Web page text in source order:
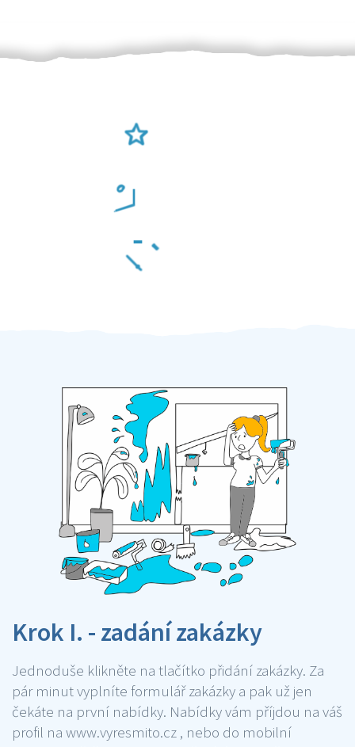
Krok I. - zadání zakázky
Jednoduše klikněte na tlačítko přidání zakázky. Za
pár minut vyplníte formulář zakázky a pak už jen
čekáte na první nabídky. Nabídky vám příjdou na váš
profil na www.vyresmito.cz , nebo do mobilní